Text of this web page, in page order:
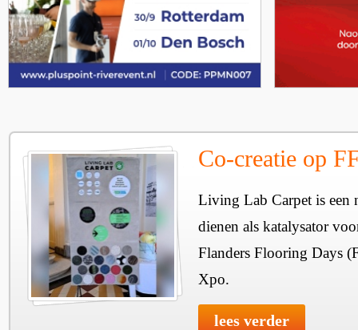
Co-creatie op
Living Lab Carpet is een
dienen als katalysator
Flanders Flooring Days
Xpo.
lees verder